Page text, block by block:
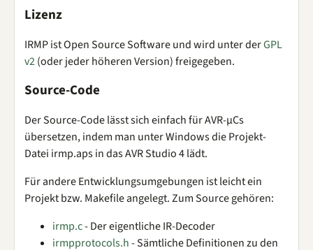
Lizenz
IRMP ist Open Source Software und wird unter derGPL
v2(oder jeder höheren Version) freigegeben.
Source-Code
Der Source-Code lässt sich einfach für AVR-µCs
übersetzen, indem man unter Windows die Projekt-
Datei irmp.aps in das AVR Studio 4 lädt.
Für andere Entwicklungsumgebungen ist leicht ein
Projekt bzw. Makefile angelegt. Zum Source gehören:
irmp.c- Der eigentliche IR-Decoder
irmpprotocols.h- Sämtliche Definitionen zu den